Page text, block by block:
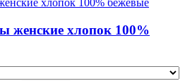
женские хлопок 100%